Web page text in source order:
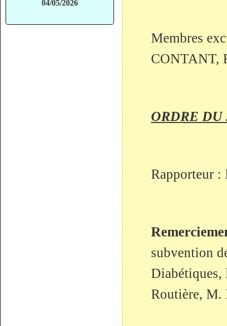
04/05/2026
Membres
CONTANT,
ORDRE DU
Rapporteur
subvention
Diabétiques,
Routière,